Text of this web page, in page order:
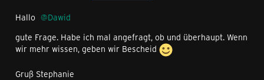
Hallo
Dawid
gute Frage. Habe ich mal angefragt, ob und überhaupt. Wenn
wir mehr wissen, geben wir Bescheid
Gruß Stephanie